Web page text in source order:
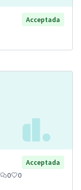
Acceptada
Acceptada
0 0